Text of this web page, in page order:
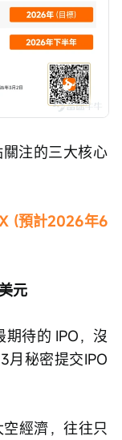
注的三大核心
(預計2026年6
元
期待的 IPO，沒
月秘密提交IPO
經濟，往往只